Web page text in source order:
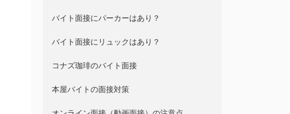
バイト面接にパーカーはあり？
バイト面接にリュックはあり？
コナズ珈琲のバイト面接
本屋バイトの面接対策